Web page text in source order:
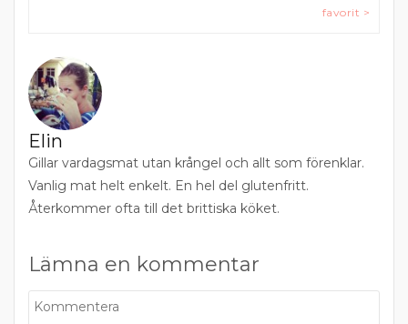
favorit >
Elin
Gillar vardagsmat utan krångel och allt som förenklar.
Vanlig mat helt enkelt. En hel del glutenfritt.
Återkommer ofta till det brittiska köket.
Lämna en kommentar